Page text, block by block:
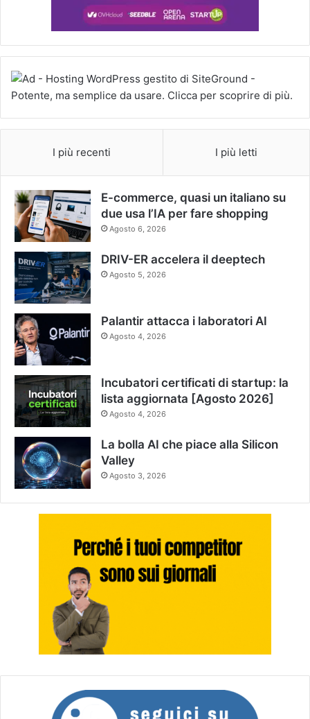
I più recenti I più letti
E-commerce, quasi un italiano su
due usa l’IA per fare shopping
Agosto 6, 2026
DRIV-ER accelera il deeptech
Agosto 5, 2026
Palantir attacca i laboratori AI
Agosto 4, 2026
Incubatori certificati di startup: la
lista aggiornata [Agosto 2026]
Agosto 4, 2026
La bolla AI che piace alla Silicon
Valley
Agosto 3, 2026